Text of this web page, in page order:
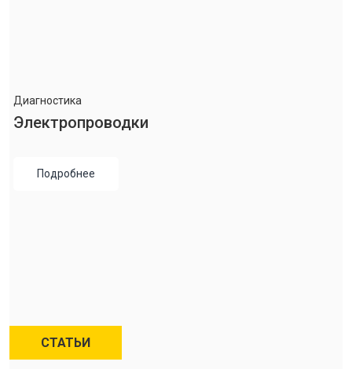
Диагностика
Электропроводки
Подробнее
СТАТЬИ